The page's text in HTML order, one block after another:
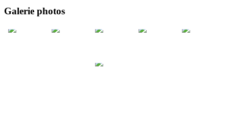
Galerie photos